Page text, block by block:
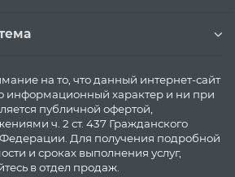
на то, что данный интернет-сайт
информационный характер и ни при
публичной офертой,
ч. 2 ст. 437 Гражданского
Для получения подробной
и сроках выполнения услуг,
в отдел продаж.